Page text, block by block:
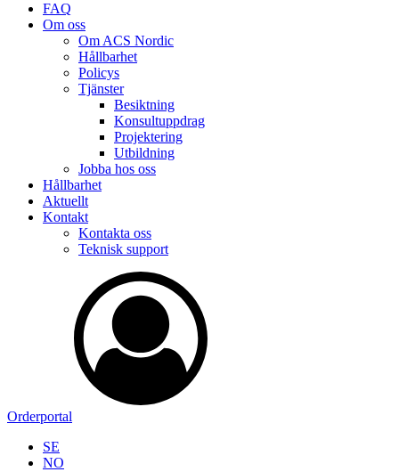
FAQ
Om oss
Om ACS Nordic
Hållbarhet
Policys
Tjänster
Besiktning
Konsultuppdrag
Projektering
Utbildning
Jobba hos oss
Hållbarhet
Aktuellt
Kontakt
Kontakta oss
Teknisk support
Orderportal
SE
NO